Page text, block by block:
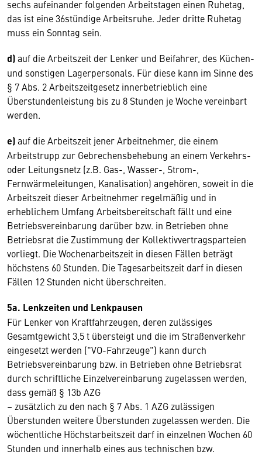
sechs aufeinander folgenden Arbeitstagen einen Ruhetag,
das ist eine 36stündige Arbeitsruhe. Jeder dritte Ruhetag
muss ein Sonntag sein.
d)auf die Arbeitszeit der Lenker und Beifahrer, des Küchen-
und sonstigen Lagerpersonals. Für diese kann im Sinne des
§ 7 Abs. 2 Arbeitszeitgesetz innerbetrieblich eine
Überstundenleistung bis zu 8 Stunden je Woche vereinbart
werden.
e)auf die Arbeitszeit jener Arbeitnehmer, die einem
Arbeitstrupp zur Gebrechensbehebung an einem Verkehrs-
oder Leitungsnetz (z.B. Gas-, Wasser-, Strom-,
Fernwärmeleitungen, Kanalisation) angehören, soweit in die
Arbeitszeit dieser Arbeitnehmer regelmäßig und in
erheblichem Umfang Arbeitsbereitschaft fällt und eine
Betriebsvereinbarung darüber bzw. in Betrieben ohne
Betriebsrat die Zustimmung der Kollektivvertragsparteien
vorliegt. Die Wochenarbeitszeit in diesen Fällen beträgt
höchstens 60 Stunden. Die Tagesarbeitszeit darf in diesen
Fällen 12 Stunden nicht überschreiten.
5a. Lenkzeiten und Lenkpausen
Für Lenker von Kraftfahrzeugen, deren zulässiges
Gesamtgewicht 3,5 t übersteigt und die im Straßenverkehr
eingesetzt werden ("VO-Fahrzeuge") kann durch
Betriebsvereinbarung bzw. in Betrieben ohne Betriebsrat
durch schriftliche Einzelvereinbarung zugelassen werden,
dass gemäß § 13b AZG
– zusätzlich zu den nach § 7 Abs. 1 AZG zulässigen
Überstunden weitere Überstunden zugelassen werden. Die
wöchentliche Höchstarbeitszeit darf in einzelnen Wochen 60
Stunden und innerhalb eines aus technischen bzw.